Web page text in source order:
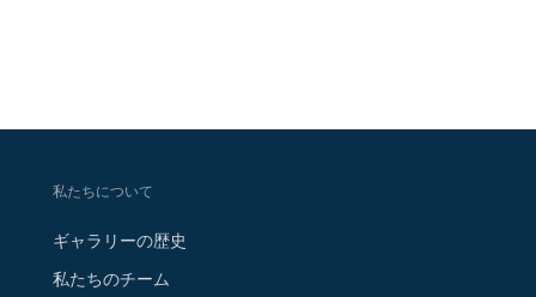
私たちについて
ギャラリーの歴史
私たちのチーム